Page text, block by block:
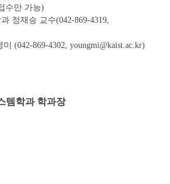
수만 가능)
정재승 교수(042-869-4319,
(042-869-4302, youngmi@kaist.ac.kr)
템학과 학과장